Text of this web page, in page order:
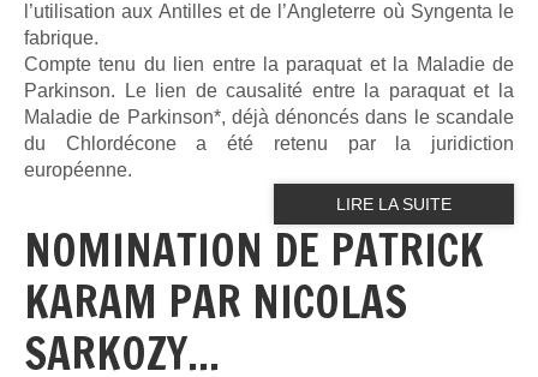
l’utilisation aux Antilles et de l’Angleterre où Syngenta le
fabrique.
Compte tenu du lien entre la paraquat et la Maladie de
Parkinson. Le lien de causalité entre la paraquat et la
Maladie de Parkinson*, déjà dénoncés dans le scandale
du Chlordécone a été retenu par la juridiction
européenne.
LIRE LA SUITE
NOMINATION DE PATRICK
KARAM PAR NICOLAS
SARKOZY...